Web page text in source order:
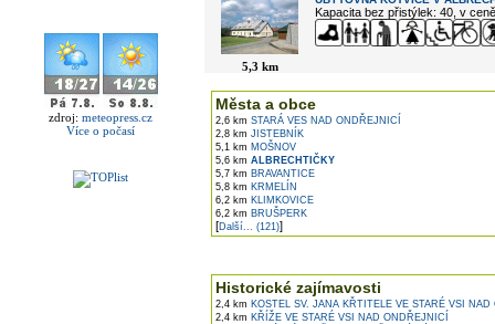
zdroj: meteopress.cz
Více o počasí
5,3 km
Kapacita bez přistýlek: 40, v
Města a obce
2,6 km STARÁ VES NAD ONDŘEJNICÍ
2,8 km JISTEBNÍK
5,1 km MOŠNOV
5,6 km ALBRECHTIČKY
5,7 km BRAVANTICE
5,8 km KRMELÍN
6,2 km KLIMKOVICE
6,2 km BRUŠPERK
[Další... (121)]
Historické zajímavosti
2,4 km KOSTEL SV. JANA KŘTITELE VE STARÉ VSI
2,4 km KŘÍŽE VE STARÉ VSI NAD ONDŘEJNICÍ